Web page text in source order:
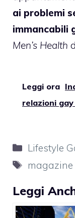
ai problemi
immancabili
Men’s Health
Leggi ora
relazioni
Categorie
Lifestyle
Tag
Leggi